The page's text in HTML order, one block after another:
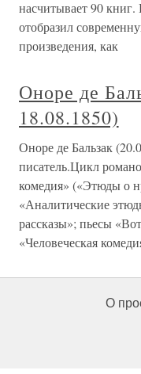
насчитывает 90 книг.
отобразил
произведения, как
Оноре де
18.08.1850)
Оноре де Бальзак
писатель.Цикл
комедия» («Этюды о
«Аналитические
рассказы»; пьесы
«Человеческая
О